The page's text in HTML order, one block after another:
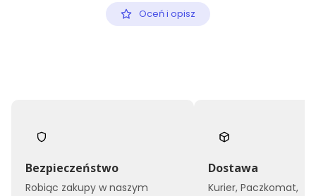
Oceń i opisz
Bezpieczeństwo
Robiąc zakupy w naszym
Dostawa
Kurier, Paczkomat,